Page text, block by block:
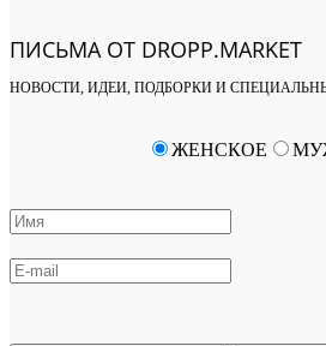
ПИСЬМА ОТ DROPP.MARKET
НОВОСТИ, ИДЕИ, ПОДБОРКИ И
ЖЕНСКОЕ